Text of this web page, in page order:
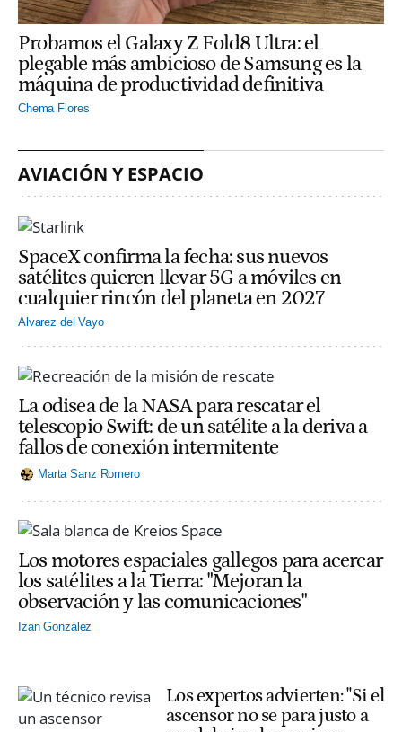
Probamos el Galaxy Z Fold8 Ultra: el
plegable más ambicioso de Samsung es la
máquina de productividad definitiva
Chema Flores
AVIACIÓN Y ESPACIO
SpaceX confirma la fecha: sus nuevos
satélites quieren llevar 5G a móviles en
cualquier rincón del planeta en 2027
Alvarez del Vayo
La odisea de la NASA para rescatar el
telescopio Swift: de un satélite a la deriva a
fallos de conexión intermitente
Marta Sanz Romero
Los motores espaciales gallegos para acercar
los satélites a la Tierra: "Mejoran la
observación y las comunicaciones"
Izan González
Los expertos advierten: "Si el
ascensor no se para justo a